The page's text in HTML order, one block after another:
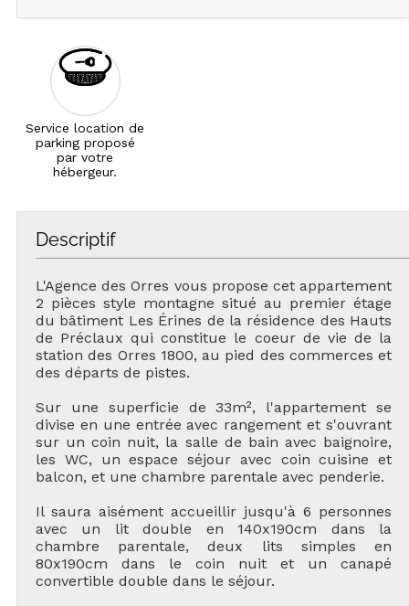
Service location de
parking proposé
par votre
hébergeur.
Descriptif
L'Agence des Orres vous propose cet appartement
2 pièces style montagne situé au premier étage
du bâtiment Les Érines de la résidence des Hauts
de Préclaux qui constitue le coeur de vie de la
station des Orres 1800, au pied des commerces et
des départs de pistes.
Sur une superficie de 33m², l'appartement se
divise en une entrée avec rangement et s'ouvrant
sur un coin nuit, la salle de bain avec baignoire,
les WC, un espace séjour avec coin cuisine et
balcon, et une chambre parentale avec penderie.
Il saura aisément accueillir jusqu'à 6 personnes
avec un lit double en 140x190cm dans la
chambre parentale, deux lits simples en
80x190cm dans le coin nuit et un canapé
convertible double dans le séjour.